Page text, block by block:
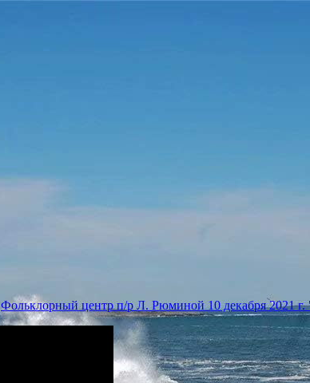
Фольклорный центр п/р Л. Рюминой 10 декабря 2021